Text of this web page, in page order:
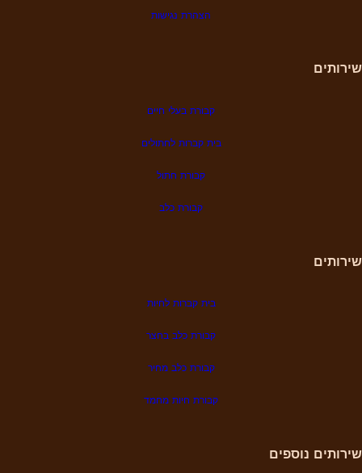
הצהרת נגישות
שירותים
קבורת בעלי חיים
בית קברות לחתולים
קבורת חתול
קבורת כלב
שירותים
בית קברות לחיות
קבורת כלב בחצר
קבורת כלב מחיר
קבורת חיות מחמד
שירותים נוספים